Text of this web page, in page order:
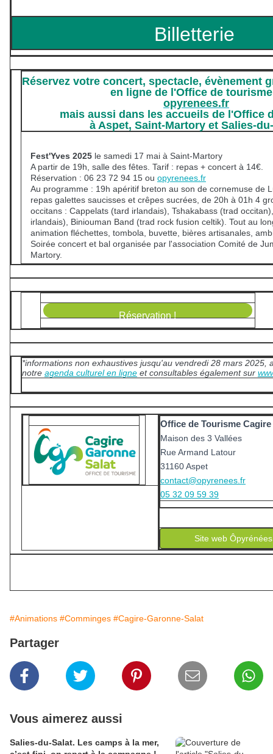
Billetterie
Réservez votre concert, spectacle, évènement
en ligne de l'Office de
opyrenees.fr
mais aussi dans les accueils de l'Office
à Aspet, Saint-Martory et Salies-
Fest'Yves 2025 le samedi 17 mai à Saint-Martory
A partir de 19h, salle des fêtes. Tarif : repas + concert à 14€.
Réservation : 06 23 72 94 15 ou opyrenees.fr
Au programme : 19h apéritif breton au son de cornemuse de
repas galettes saucisses et crêpes sucrées, de 20h à 01h 4
occitans : Cappelats (tard irlandais), Tshakabass (trad
irlandais), Biniouman Band (trad rock fusion celtik). Tout au
animation fléchettes, tombola, buvette, bières artisanales,
Soirée concert et bal organisée par l'association Comité de
Martory.
Réservation !
*informations non exhaustives jusqu'au vendredi 28 mars 2025,
notre agenda culturel en ligne et consultables également sur
Office de Tourisme
Maison des 3 Vallées
Rue Armand Latour
31160 Aspet
contact@opyrenees.fr
05 32 09 59 39
Site web
#Animations #Comminges #Cagire-Garonne-Salat
Partager
Vous aimerez aussi
Salies-du-Salat. Les camps à la mer,